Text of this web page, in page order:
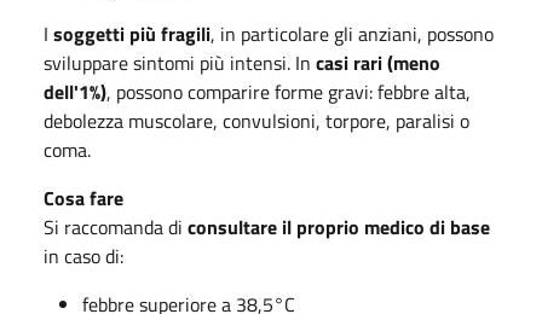
I soggetti più fragili, in particolare gli anziani, possono
sviluppare sintomi più intensi. In casi rari (meno
dell'1%), possono comparire forme gravi: febbre alta,
debolezza muscolare, convulsioni, torpore, paralisi o
coma.
Cosa fare
Si raccomanda di consultare il proprio medico di base
in caso di:
febbre superiore a 38,5°C